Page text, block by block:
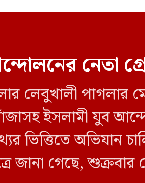
নেতা
লেবুখালী পাগলার
ইসলামী যুব
ভিত্তিতে অভিযান
গেছে, শুক্রবার